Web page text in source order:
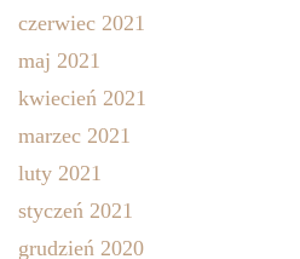
czerwiec 2021
maj 2021
kwiecień 2021
marzec 2021
luty 2021
styczeń 2021
grudzień 2020